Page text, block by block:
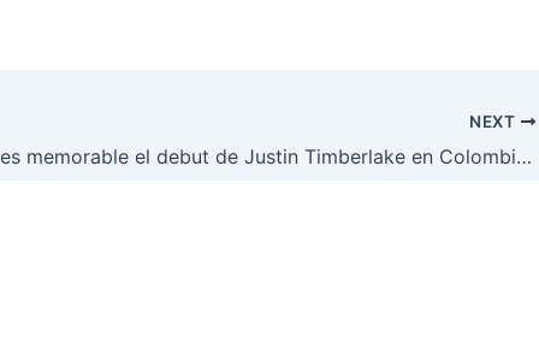
NEXT
¿Por qué es memorable el debut de Justin Timberlake en Colombia?